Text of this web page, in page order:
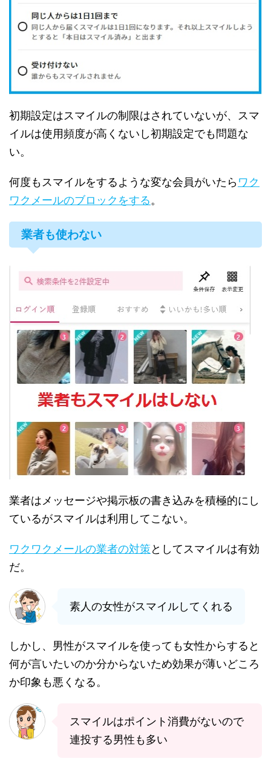
初期設定はスマイルの制限はされていないが、スマ
イルは使用頻度が高くないし初期設定でも問題な
い。
何度もスマイルをするような変な会員がいたらワク
ワクメールのブロックをする。
業者も使わない
業者はメッセージや掲示板の書き込みを積極的にし
ているがスマイルは利用してこない。
ワクワクメールの業者の対策としてスマイルは有効
だ。
素人の女性がスマイルしてくれる
しかし、男性がスマイルを使っても女性からすると
何が言いたいのか分からないため効果が薄いどころ
か印象も悪くなる。
スマイルはポイント消費がないので
連投する男性も多い